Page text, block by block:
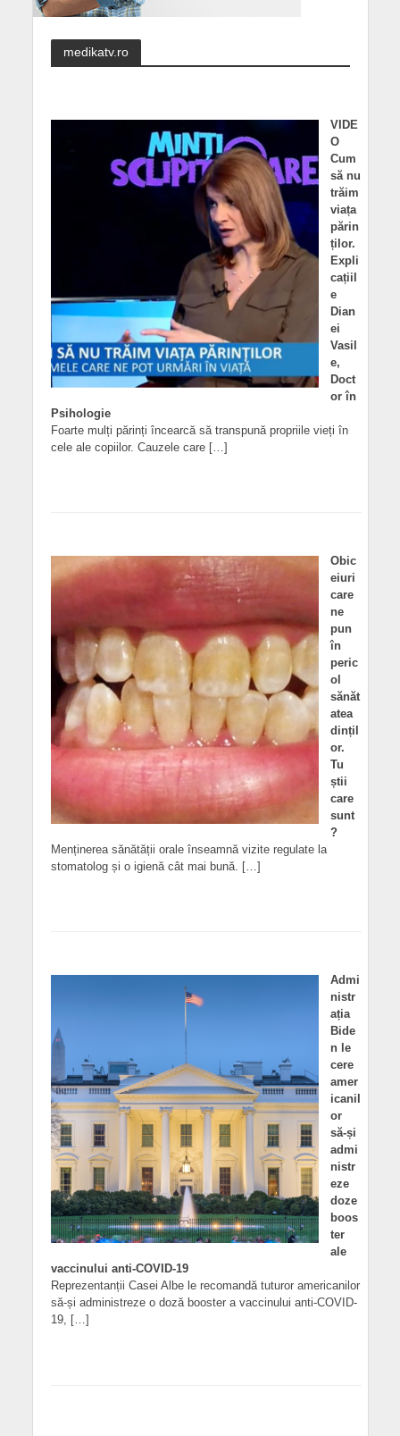
medikatv.ro
VIDE
O
Cum
să nu
trăim
viața
părin
ților.
Expli
cațiil
e
Dian
ei
Vasil
e,
Doct
or în
Psihologie
Foarte mulți părinți încearcă să transpună propriile vieți în
cele ale copiilor. Cauzele care […]
Obic
eiuri
care
ne
pun
în
peric
ol
sănăt
atea
dințil
or.
Tu
știi
care
sunt
?
Menținerea sănătății orale înseamnă vizite regulate la
stomatolog și o igienă cât mai bună. […]
Admi
nistr
ația
Bide
n le
cere
amer
icanil
or
să-și
admi
nistr
eze
doze
boos
ter
ale
vaccinului anti-COVID-19
Reprezentanții Casei Albe le recomandă tuturor americanilor
să-și administreze o doză booster a vaccinului anti-COVID-
19, […]